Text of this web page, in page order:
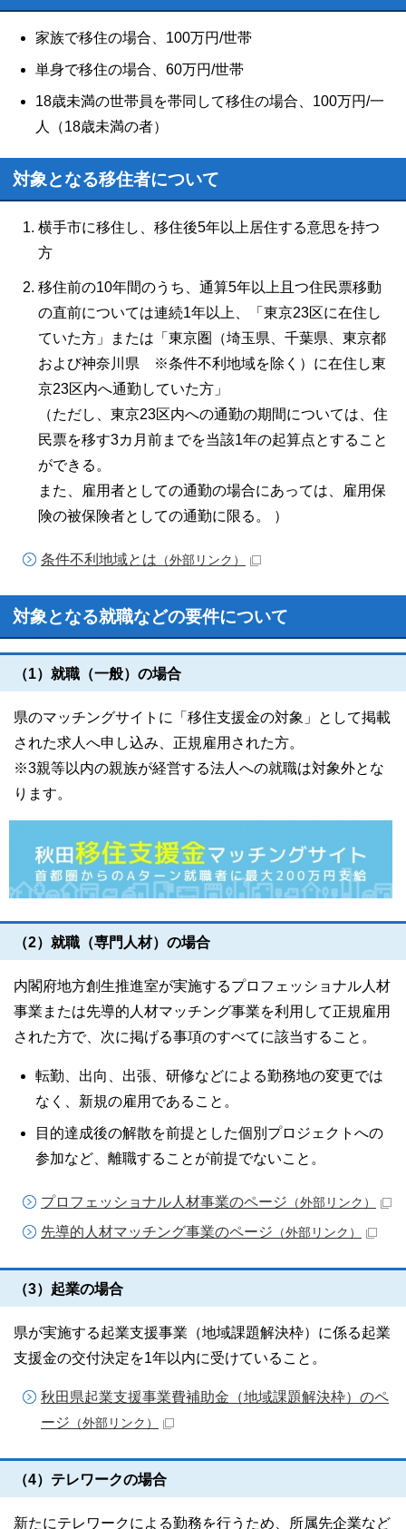
家族で移住の場合、100万円/世帯
単身で移住の場合、60万円/世帯
18歳未満の世帯員を帯同して移住の場合、100万円/一
人（18歳未満の者）
対象となる移住者について
横手市に移住し、移住後5年以上居住する意思を持つ
方
移住前の10年間のうち、通算5年以上且つ住民票移動
の直前については連続1年以上、「東京23区に在住し
ていた方」または「東京圏（埼玉県、千葉県、東京都
および神奈川県 ※条件不利地域を除く）に在住し東
京23区内へ通勤していた方」
（ただし、東京23区内への通勤の期間については、住
民票を移す3カ月前までを当該1年の起算点とすること
ができる。
また、雇用者としての通勤の場合にあっては、雇用保
険の被保険者としての通勤に限る。 ）
条件不利地域とは （外部リンク）
対象となる就職などの要件について
（1）就職（一般）の場合
県のマッチングサイトに「移住支援金の対象」として掲載
された求人へ申し込み、正規雇用された方。
※3親等以内の親族が経営する法人への就職は対象外とな
ります。
（2）就職（専門人材）の場合
内閣府地方創生推進室が実施するプロフェッショナル人材
事業または先導的人材マッチング事業を利用して正規雇用
された方で、次に掲げる事項のすべてに該当すること。
転勤、出向、出張、研修などによる勤務地の変更では
なく、新規の雇用であること。
目的達成後の解散を前提とした個別プロジェクトへの
参加など、離職することが前提でないこと。
プロフェッショナル人材事業のページ （外部リンク）
先導的人材マッチング事業のページ （外部リンク）
（3）起業の場合
県が実施する起業支援事業（地域課題解決枠）に係る起業
支援金の交付決定を1年以内に受けていること。
秋田県起業支援事業費補助金（地域課題解決枠）のペ
ージ （外部リンク）
（4）テレワークの場合
新たにテレワークによる勤務を行うため、所属先企業など